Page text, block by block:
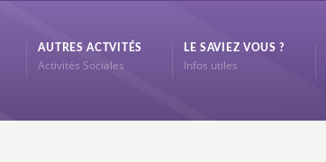
AUTRES ACTVITÉS
Activités Sociales
LE SAVIEZ VOUS ?
Infos utiles